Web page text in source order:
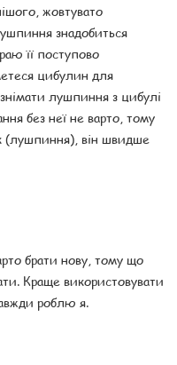
жовтувато
знадобиться
її поступово
цибулин для
лушпиння з цибулі
без неї не варто, тому
(лушпиння), він швидше
брати нову, тому що
Краще використовувати
роблю я.